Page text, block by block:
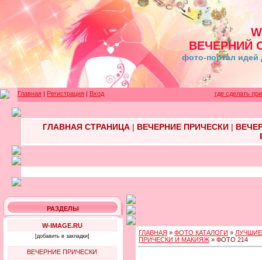
ВЕЧЕРНИЙ
фото-портал идей
Главная | Регистрация | Вход где сделать
ГЛАВНАЯ СТРАНИЦА| ВЕЧЕРНИЕ ПРИЧЕСКИ|
РАЗДЕЛЫ
W-IMAGE.RU
[добавить в закладки]
ВЕЧЕРНИЕ ПРИЧЕСКИ
ГЛАВНАЯ » ФОТО КАТАЛОГИ »
ПРИЧЕСКИ И МАКИЯЖ » ФОТО 214